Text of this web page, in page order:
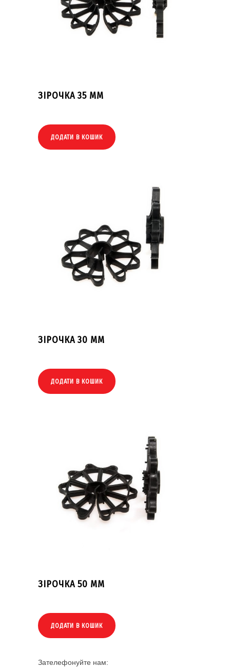
ЗІРОЧКА 35 ММ
ДОДАТИ В КОШИК
ЗІРОЧКА 30 ММ
ДОДАТИ В КОШИК
ЗІРОЧКА 50 ММ
ДОДАТИ В КОШИК
Зателефонуйте нам: